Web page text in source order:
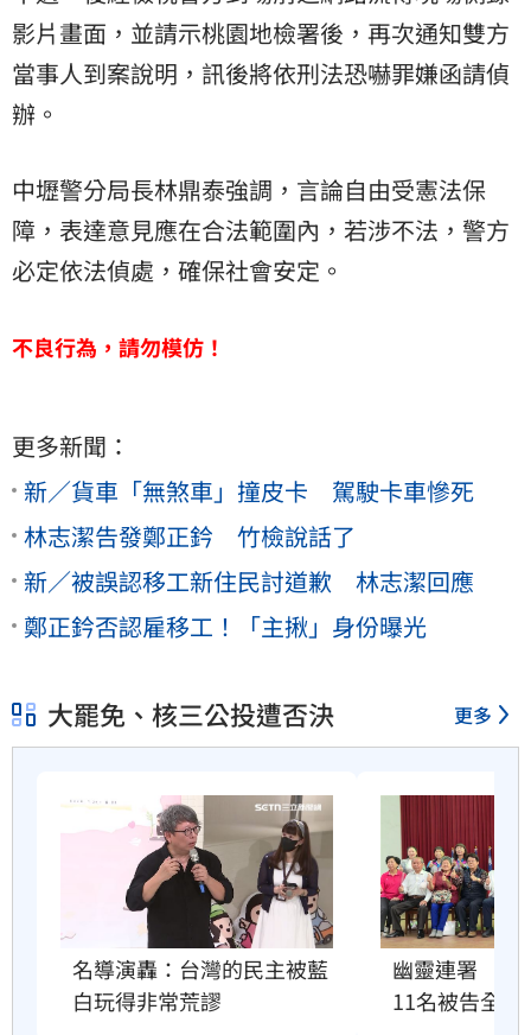
影片畫面，並請示桃園地檢署後，再次通知雙方
當事人到案說明，訊後將依刑法恐嚇罪嫌函請偵
辦。
中壢警分局長林鼎泰強調，言論自由受憲法保
障，表達意見應在合法範圍內，若涉不法，警方
必定依法偵處，確保社會安定。
不良行為，請勿模仿！
更多新聞：
新／貨車「無煞車」撞皮卡 駕駛卡車慘死
林志潔告發鄭正鈐 竹檢說話了
新／被誤認移工新住民討道歉 林志潔回應
鄭正鈐否認雇移工！「主揪」身份曝光
大罷免、核三公投遭否決 更多
名導演轟：台灣的民主被藍
白玩得非常荒謬
幽靈連署　國
11名被告全緩